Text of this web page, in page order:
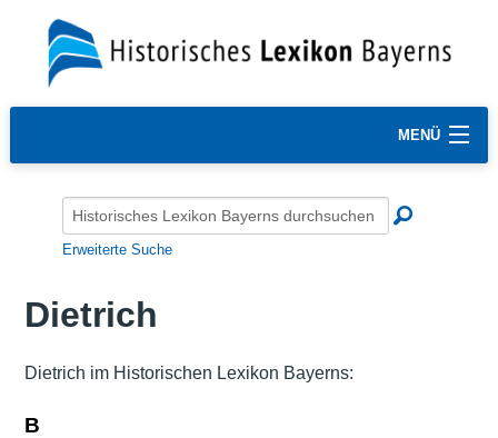
MENÜ
Erweiterte Suche
Dietrich
Dietrich im Historischen Lexikon Bayerns:
B